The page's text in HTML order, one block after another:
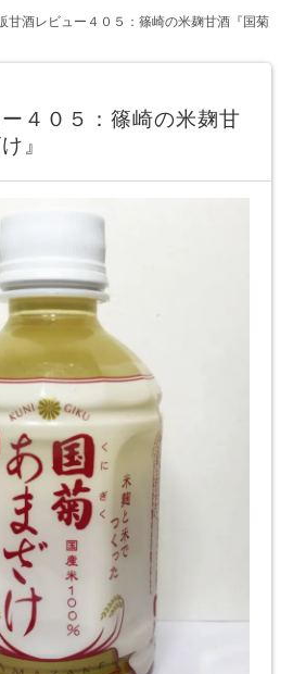
甘酒レビュー４０５：篠崎の米麹甘酒『国菊
４０５：篠崎の米麹甘
』